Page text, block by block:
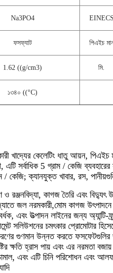
Na3PO4 EINECS
ফসফ্যাট পিএইচ
1.62 ((g/cm3) মি.
১৩৪০ ((°C)
খাদ্যের কেলেটিং ধাতু আয়ন,
সর্বাধিক 5 গ্রাম / কেজি
/ কেজি; ক্যানযুক্ত খাবার, রস,
রঞ্জনবিদ্যা, কাগজ তৈরি এবং বিদ্যুৎ
জল নরমকারী,মোম কাগজ
এবং উত্পাদন লাইনের জন্য অ্যান্টি-
সলিউশনের চমৎকার প্রোমোটার
গুণমান উন্নত করতে ফসফেটগুলির
ক্ষতি হ্রাস পায় এবং এর নরমতা
এবং এটি চিনি পরিশোধন এবং